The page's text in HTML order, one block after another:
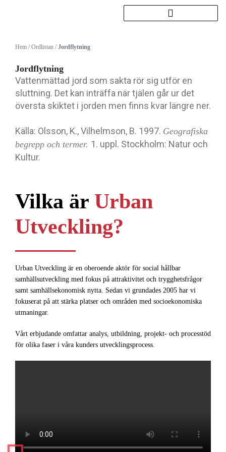
Hem /Ordlistan /Jordflytning
Jordflytning
Vattenmättad jord som sakta rör sig utför en
sluttning. Det kan inträffa när tjälen går ur det
översta skiktet i jorden men finns kvar längre ner.
Källa: Olsson, K., Vilhelmson, B. 1997. Geografiska
begrepp och termer. 1. uppl. Stockholm: Natur och
Kultur.
Vilka är Urban
Utveckling?
Urban Utveckling är en oberoende aktör för social hållbar
samhällsutveckling med fokus på attraktivitet och trygghetsfrågor
samt samhällsekonomisk nytta. Sedan vi grundades 2005 har vi
fokuserat på att stärka platser och områden med socioekonomiska
utmaningar.
Vårt erbjudande omfattar analys, utbildning, projekt- och processtöd
för olika faser i våra kunders utvecklingsprocess.